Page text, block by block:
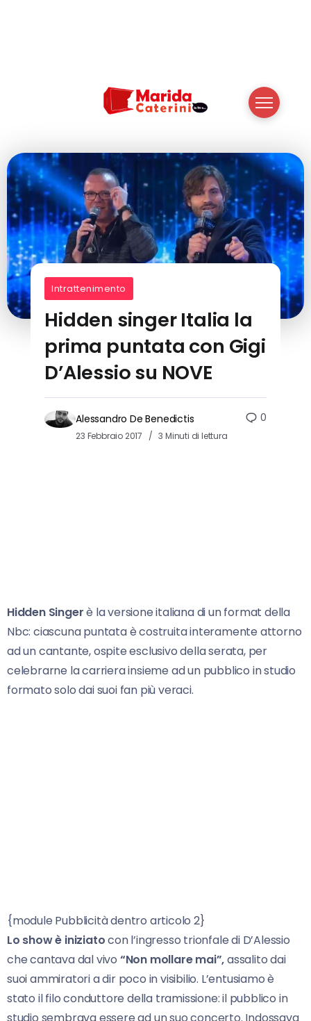
Intrattenimento
Hidden singer Italia la
prima puntata con Gigi
D’Alessio su NOVE
Alessandro De Benedictis
23 Febbraio 2017 3 Minuti di lettura
0
Hidden Singerè la versione italiana di un format della
Nbc: ciascuna puntata è costruita interamente attorno
ad un cantante, ospite esclusivo della serata, per
celebrarne la carriera insieme ad un pubblico in studio
formato solo dai suoi fan più veraci.
{module Pubblicità dentro articolo 2}
Lo show è iniziatocon l’ingresso trionfale di D’Alessio
che cantava dal vivo “Non mollare mai”,assalito dai
suoi ammiratori a dir poco in visibilio. L’entusiamo è
stato il filo conduttore della tramissione: il pubblico in